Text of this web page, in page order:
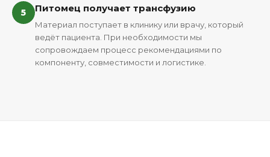
5 Питомец получает трансфузию
Материал поступает в клинику или врачу, который
ведёт пациента. При необходимости мы
сопровождаем процесс рекомендациями по
компоненту, совместимости и логистике.